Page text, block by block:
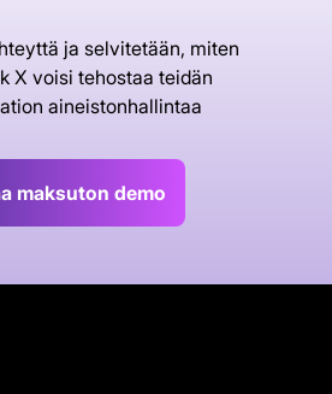
ja selvitetään, miten
X voisi tehostaa teidän
aineistonhallintaa
maksuton demo